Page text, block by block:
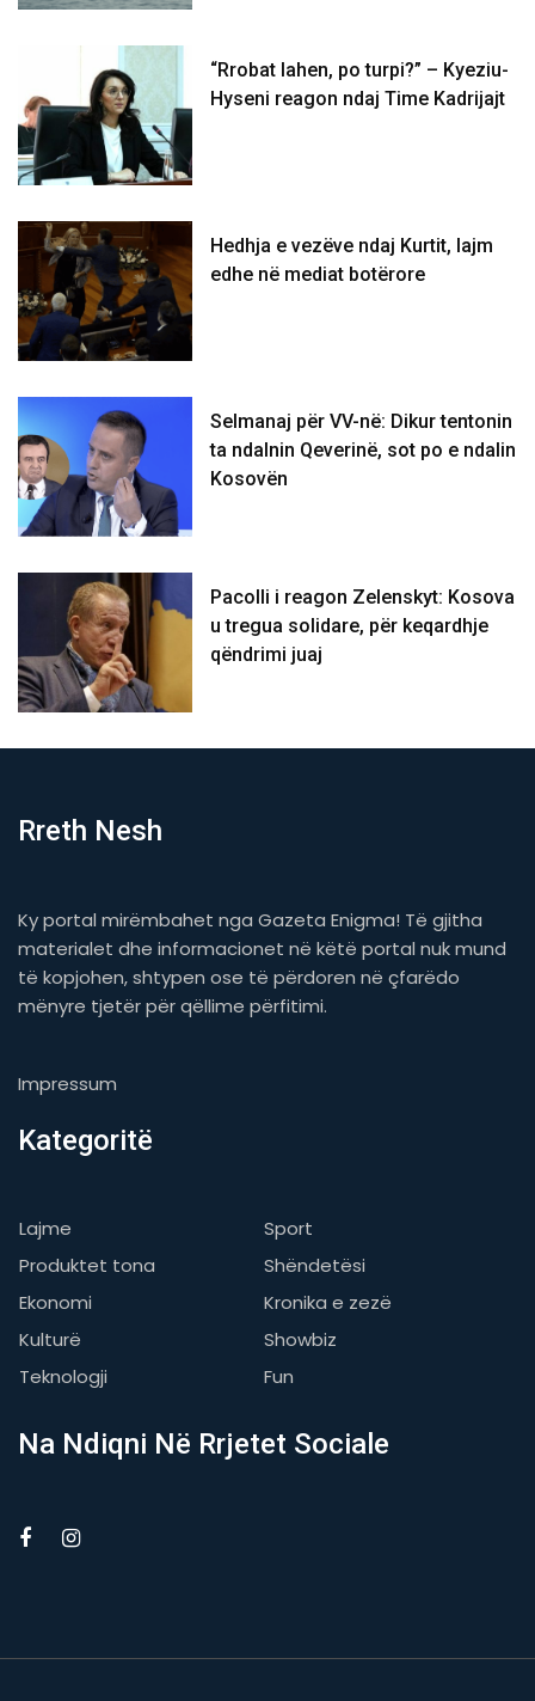
“Rrobat lahen, po turpi?” – Kyeziu-
Hyseni reagon ndaj Time Kadrijajt
Hedhja e vezëve ndaj Kurtit, lajm
edhe në mediat botërore
Selmanaj për VV-në: Dikur tentonin
ta ndalnin Qeverinë, sot po e ndalin
Kosovën
Pacolli i reagon Zelenskyt: Kosova
u tregua solidare, për keqardhje
qëndrimi juaj
Rreth Nesh
Ky portal mirëmbahet nga Gazeta Enigma! Të gjitha
materialet dhe informacionet në këtë portal nuk mund
të kopjohen, shtypen ose të përdoren në çfarëdo
mënyre tjetër për qëllime përfitimi.
Impressum
Kategoritë
Lajme
Sport
Produktet tona
Shëndetësi
Ekonomi
Kronika e zezë
Kulturë
Showbiz
Teknologji
Fun
Na Ndiqni Në Rrjetet Sociale